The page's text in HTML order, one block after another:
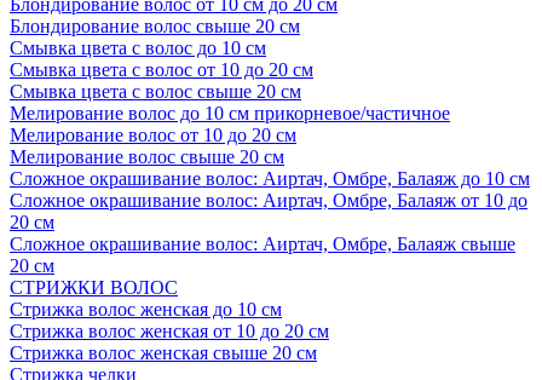
Блондирование волос от 10 см до 20 см
Блондирование волос свыше 20 см
Смывка цвета с волос до 10 см
Смывка цвета с волос от 10 до 20 см
Смывка цвета с волос свыше 20 см
Мелирование волос до 10 см прикорневое/частичное
Мелирование волос от 10 до 20 см
Мелирование волос свыше 20 см
Сложное окрашивание волос: Аиртач, Омбре, Балаяж до 10 см
Сложное окрашивание волос: Аиртач, Омбре, Балаяж от 10 до
20 см
Сложное окрашивание волос: Аиртач, Омбре, Балаяж свыше
20 см
СТРИЖКИ ВОЛОС
Стрижка волос женская до 10 см
Стрижка волос женская от 10 до 20 см
Стрижка волос женская свыше 20 см
Стрижка челки